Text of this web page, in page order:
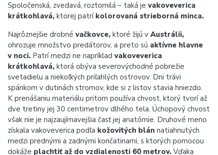
Spoločenská, zvedavá, roztomilá – taká je vakoveverica
krátkohlavá, ktorej patrí kolorovaná strieborná minca.
Najrôznejšie drobné vačkovce, ktoré žijú v Austrálii,
ohrozuje množstvo predátorov, a preto sú aktívne hlavne
v noci. Patrí medzi ne napríklad vakoveverica
krátkohlavá, ktorá obýva severovýchodné pobrežie
svetadielu a niekoľkých priľahlých ostrovov. Dni trávi
spánkom v dutinách stromov, kde si z listov stavia hniezdo.
K prenášaniu materiálu pritom používa chvost, ktorý tvorí až
dve tretiny jej 30 centimetrov dlhého tela. Úchopový chvost
však nie je najzaujímavejšia časť jej anatómie. Druhové meno
získala vakoveverica podľa kožovitých blán natiahnutých
medzi prednými a zadnými končatinami, s ktorých pomocou
dokáže plachtiť až do vzdialenosti 60 metrov. Vďaka